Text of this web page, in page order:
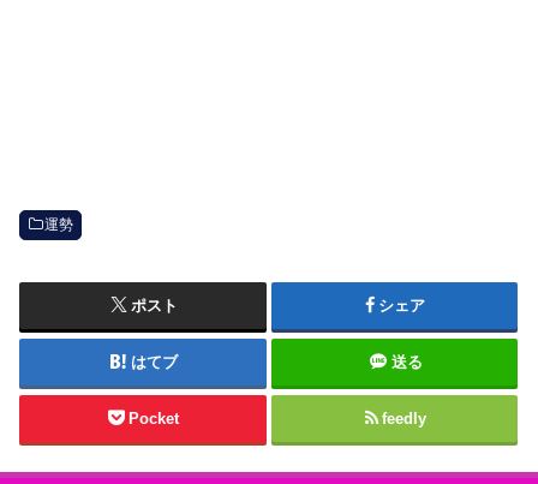
運勢
ポスト シェア
はてブ 送る
Pocket feedly